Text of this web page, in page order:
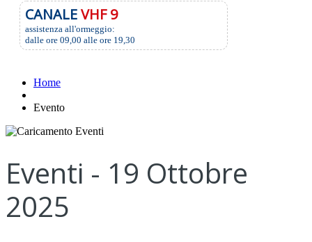
CANALEVHF 9
assistenza all'ormeggio:
dalle ore 09,00 alle ore 19,30
Home
Evento
Eventi - 19 Ottobre
2025